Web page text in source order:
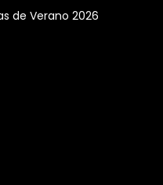
de Verano 2026